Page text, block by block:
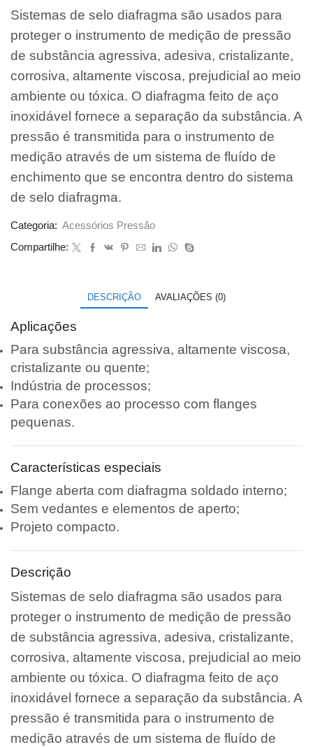
Sistemas de selo diafragma são usados para
proteger o instrumento de medição de pressão
de substância agressiva, adesiva, cristalizante,
corrosiva, altamente viscosa, prejudicial ao meio
ambiente ou tóxica. O diafragma feito de aço
inoxidável fornece a separação da substância. A
pressão é transmitida para o instrumento de
medição através de um sistema de fluído de
enchimento que se encontra dentro do sistema
de selo diafragma.
Categoria: Acessórios Pressão
Compartilhe:
DESCRIÇÃO AVALIAÇÕES (0)
Aplicações
Para substância agressiva, altamente viscosa,
cristalizante ou quente;
Indústria de processos;
Para conexões ao processo com flanges
pequenas.
Características especiais
Flange aberta com diafragma soldado interno;
Sem vedantes e elementos de aperto;
Projeto compacto.
Descrição
Sistemas de selo diafragma são usados para
proteger o instrumento de medição de pressão
de substância agressiva, adesiva, cristalizante,
corrosiva, altamente viscosa, prejudicial ao meio
ambiente ou tóxica. O diafragma feito de aço
inoxidável fornece a separação da substância. A
pressão é transmitida para o instrumento de
medição através de um sistema de fluído de